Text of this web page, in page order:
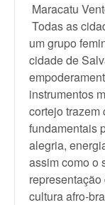
Maracatu
Todas as
um grupo
cidade de
instrumentos
cortejo
fundamentais
alegria,
assim como o
cultura afro-